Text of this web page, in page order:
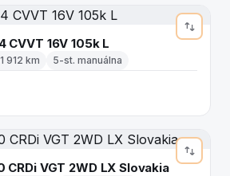
CVVT 16V 105k L
912 km 5-st. manuálna
CRDi VGT 2WD LX Slovakia